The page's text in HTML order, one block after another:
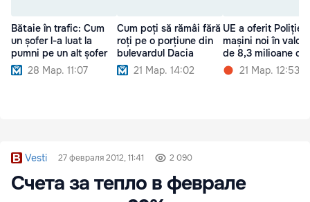
Bătaie în trafic: Cum
un șofer l-a luat la
pumni pe un alt șofer
28 Мар. 11:07
Cum poți să rămâi fără
roți pe o porțiune din
bulevardul Dacia
21 Мар. 14:02
UE a oferit Poliției
mașini noi în
de 8,3 milioane de
21 Мар. 12:53
Vesti 27 февраля 2012, 11:41 2 090
Счета за тепло в феврале